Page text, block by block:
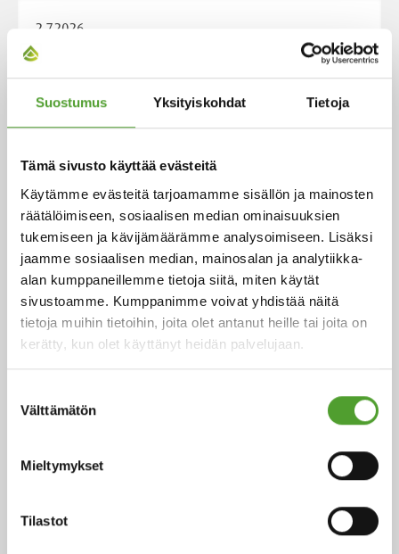
Suostumus Yksityiskohdat Tietoja
Tämä sivusto käyttää evästeitä
Käytämme evästeitä tarjoamamme sisällön ja mainosten
räätälöimiseen, sosiaalisen median ominaisuuksien
tukemiseen ja kävijämäärämme analysoimiseen. Lisäksi
jaamme sosiaalisen median, mainosalan ja analytiikka-
alan kumppaneillemme tietoja siitä, miten käytät
sivustoamme. Kumppanimme voivat yhdistää näitä
tietoja muihin tietoihin, joita olet antanut heille tai joita on
kerätty, kun olet käyttänyt heidän palvelujaan.
valinta
Välttämätön
Mieltymykset
Tilastot
2.7.2026
Adam Cederwall Baidori nimitetty
Algol Chemicalsin Scandinavia -
yksikön liiketoimintajohtajaksi
18.5.2026
Juha Hietalahti nimitetty Algol
Chemicalsin väliaikaiseksi
hankintajohtajaksi
5.5.2026
hopeatason EcoVadis-arvioinnissa –
entisestään